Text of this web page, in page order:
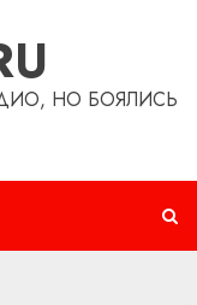
НО БОЯЛИСЬ